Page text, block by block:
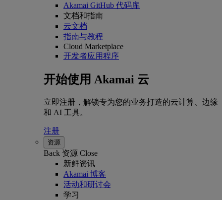
Akamai GitHub 代码库
文档和指南
云文档
指南与教程
Cloud Marketplace
开发者应用程序
开始使用 Akamai 云
立即注册，解锁专为您的业务打造的云计算、边缘
和 AI 工具。
注册
资源
Back 资源 Close
新鲜资讯
Akamai 博客
活动和研讨会
学习